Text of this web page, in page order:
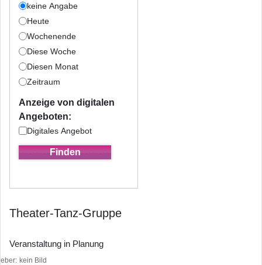
keine Angabe
Heute
Wochenende
Diese Woche
Diesen Monat
Zeitraum
Anzeige von digitalen
Angeboten:
Digitales Angebot
Theater-Tanz-Gruppe
Veranstaltung in Planung
kein Bild